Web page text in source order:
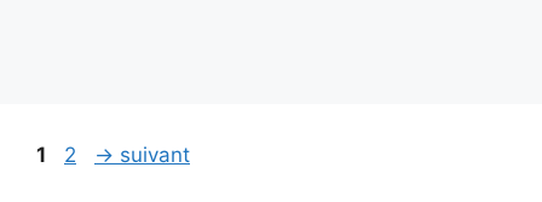
Navigation
Page
1 Page
2 → suivant